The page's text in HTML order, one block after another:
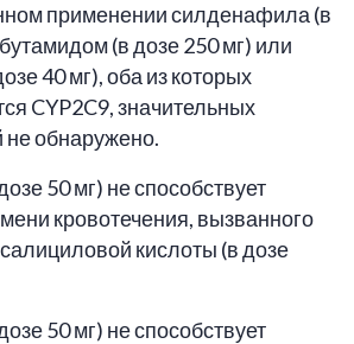
применении силденафила (в
(в дозе 250 мг) или
40 мг), оба из которых
CYP2C9, значительных
не обнаружено.
50 мг) не способствует
кровотечения, вызванного
кислоты (в дозе
50 мг) не способствует